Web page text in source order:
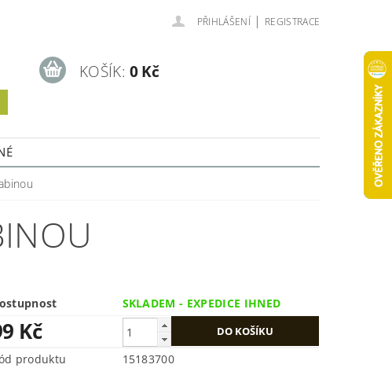
PŘIHLÁŠENÍ | REGISTRACE
KOŠÍK: 0 Kč
SKLADEM - EXPEDICE IHNED
Kč
produktu
15183700